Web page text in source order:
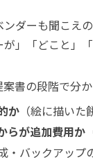
ダーも聞こえ
」「どこと」
書の段階で分か
か （絵に描いた
らが追加費用か
・バックアップ